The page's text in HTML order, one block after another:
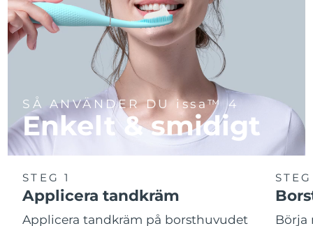
SÅ ANVÄNDER DU issa™ 4
Enkelt & smidigt
STEG 1
Applicera tandkräm
Applicera tandkräm på borsthuvudet
Börja